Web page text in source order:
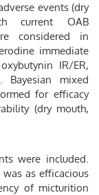
events (dry
current OAB
considered in
immediate
IR/ER,
Bayesian mixed
for efficacy
(dry mouth,
were included.
as efficacious
of micturition